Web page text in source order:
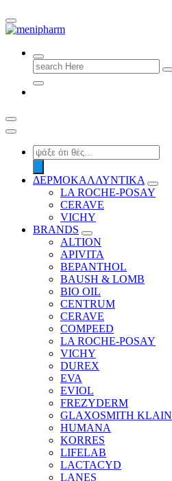
shop 2 easily
Search
for:
Products
search
ΔΕΡΜΟΚΑΛΛΥΝΤΙΚΑ
LA ROCHE-POSAY
CERAVE
VICHY
BRANDS
ALTION
APIVITA
BEPANTHOL
BAUSH & LOMB
BIO OIL
CENTRUM
CERAVE
COMPEED
LA ROCHE-POSAY
VICHY
DUREX
EVA
EVIOL
FREZYDERM
GLAXOSMITH KLAIN
HUMANA
KORRES
LIFELAB
LACTACYD
LANES